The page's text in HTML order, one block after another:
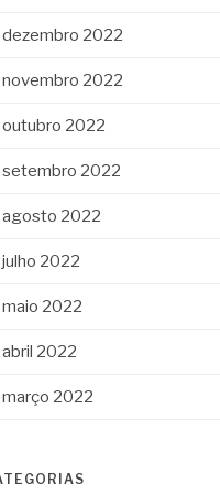
dezembro 2022
novembro 2022
outubro 2022
setembro 2022
agosto 2022
julho 2022
maio 2022
abril 2022
março 2022